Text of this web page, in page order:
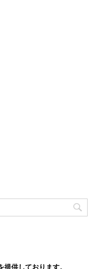
供しております。